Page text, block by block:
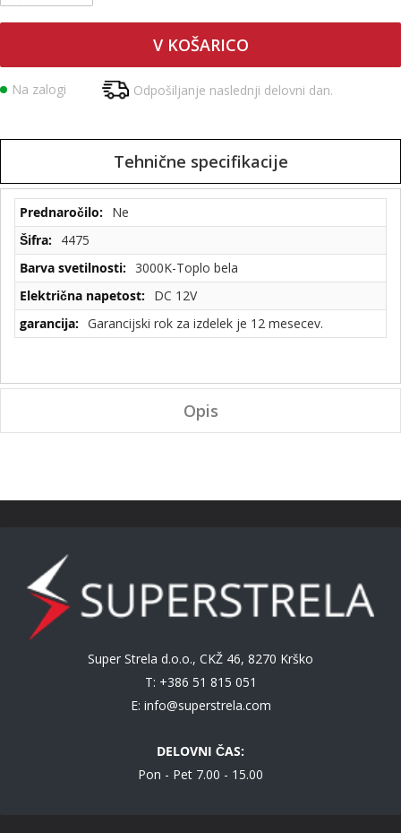
V KOŠARICO
Na zalogi Odpošiljanje naslednji delovni dan.
Tehnične specifikacije
Tehnične
specifikacije
Ne
4475
3000K-Toplo bela
DC 12V
Garancijski rok za izdelek je 12 mesecev.
Opis
Super Strela d.o.o., CKŽ 46, 8270 Krško
T: +386 51 815 051
E: info@superstrela.com
DELOVNI ČAS:
Pon - Pet 7.00 - 15.00